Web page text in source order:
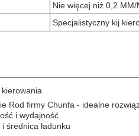
Nie więcej niż 0,2 MM/
Specjalistyczny kij
Rod firmy Chunfa - idealne
i wydajność.
średnica ładunku